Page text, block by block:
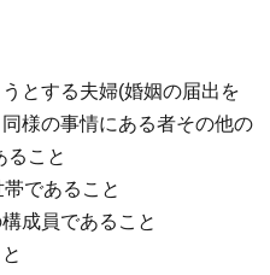
とする夫婦(婚姻の届出を
様の事情にある者その他の
ること
であること
成員であること